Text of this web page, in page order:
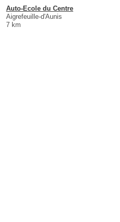
Auto-Ecole du Centre
Aigrefeuille-d'Aunis
7 km